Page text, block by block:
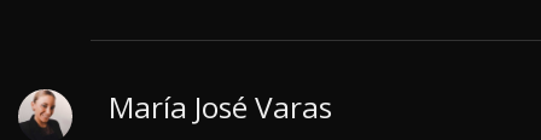
María José Varas